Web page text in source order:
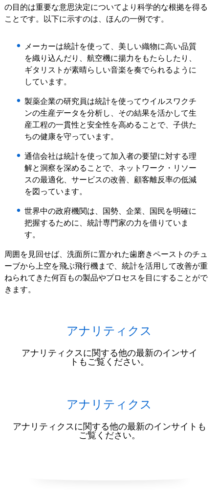
の目的は重要な意思決定についてより科学的な根拠を得る
ことです。以下に示すのは、ほんの一例です。
メーカーは統計を使って、美しい織物に高い品質
を織り込んだり、航空機に揚力をもたらしたり、
ギタリストが素晴らしい音楽を奏でられるように
しています。
製薬企業の研究員は統計を使ってウイルスワクチ
ンの生産データを分析し、その結果を活かして生
産工程の一貫性と安全性を高めることで、子供た
ちの健康を守っています。
通信会社は統計を使って加入者の要望に対する理
解と洞察を深めることで、ネットワーク・リソー
スの最適化、サービスの改善、顧客離反率の低減
を図っています。
世界中の政府機関は、国勢、企業、国民を明確に
把握するために、統計専門家の力を借りていま
す。
周囲を見回せば、洗面所に置かれた歯磨きペーストのチュ
ーブから上空を飛ぶ飛行機まで、統計を活用して改善が重
ねられてきた何百もの製品やプロセスを目にすることがで
きます。
アナリティクス
アナリティクスに関する他の最新のインサイ
トもご覧ください。
アナリティクス
アナリティクスに関する他の最新のインサイトも
ご覧ください。